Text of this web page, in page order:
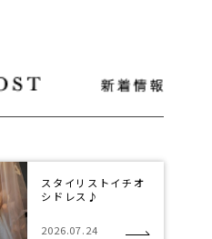
スタイリストイチオ
シドレス♪
2026.07.24